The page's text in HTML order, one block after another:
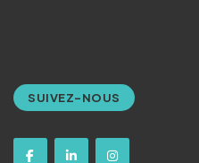
SUIVEZ-NOUS